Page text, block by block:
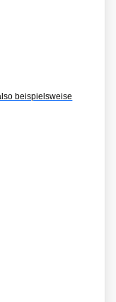
beispielsweise